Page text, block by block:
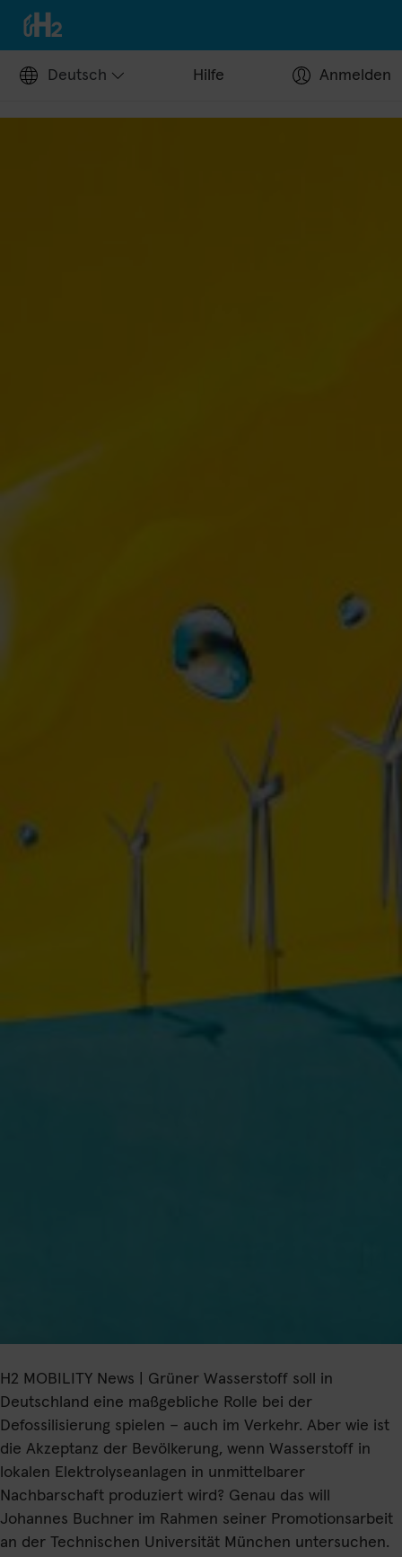
Powered by
Deutsch Hilfe Anmelden
H2 MOBILITY News | Grüner Wasserstoff soll in
Deutschland eine maßgebliche Rolle bei der
Defossilisierung spielen – auch im Verkehr. Aber wie ist
die Akzeptanz der Bevölkerung, wenn Wasserstoff in
lokalen Elektrolyseanlagen in unmittelbarer
Nachbarschaft produziert wird? Genau das will
Johannes Buchner im Rahmen seiner Promotionsarbeit
an der Technischen Universität München untersuchen.